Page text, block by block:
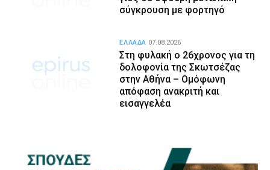
σύγκρουση με φορτηγό
Στη φυλακή ο 26χρονος για τη
δολοφονία της Σκωτσέζας
στην Αθήνα – Ομόφωνη
απόφαση ανακριτή και
εισαγγελέα
ΕΛΛΑΔΑ 07.08.2026